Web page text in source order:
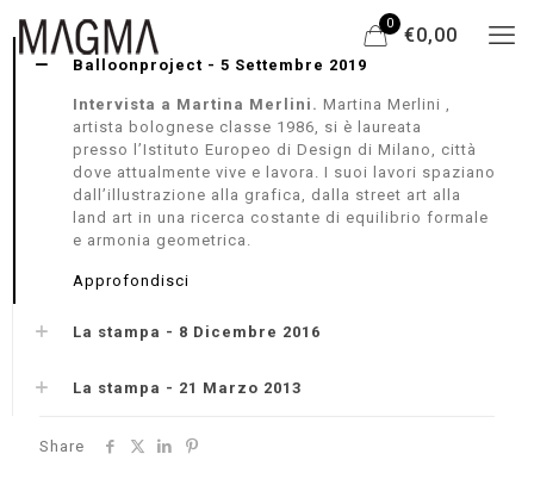
0
€0,00
Balloonproject - 5 Settembre 2019
Intervista a Martina Merlini. Martina Merlini ,
artista bolognese classe 1986, si è laureata
presso l’Istituto Europeo di Design di Milano, città
dove attualmente vive e lavora. I suoi lavori spaziano
dall’illustrazione alla grafica, dalla street art alla
land art in una ricerca costante di equilibrio formale
e armonia geometrica.
Approfondisci
La stampa - 8 Dicembre 2016
La stampa - 21 Marzo 2013
Share